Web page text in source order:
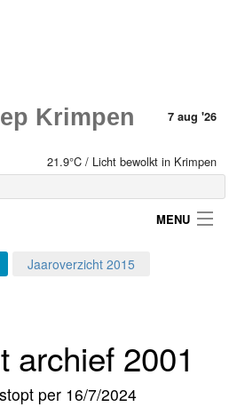
Krimpen 7 aug '26
21.9°C / Licht bewolkt in Krimpen
MENU
Jaaroverzicht 2015
archief 2001
per 16/7/2024